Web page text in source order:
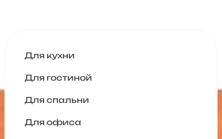
Для кухни
Для гостиной
Для спальни
Для офиса